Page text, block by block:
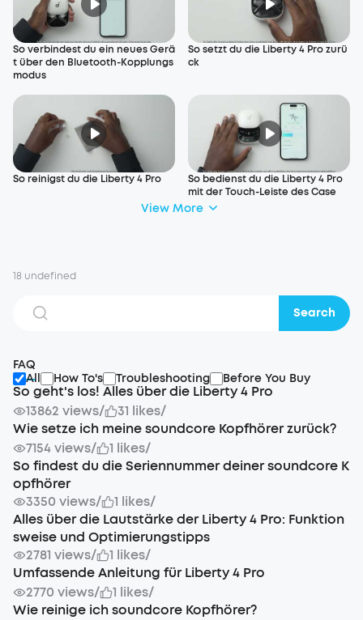
So verbindest du ein neues Gerä
t über den Bluetooth-Kopplungs
modus
So setzt du die Liberty 4 Pro zurü
ck
So reinigst du die Liberty 4 Pro
So bedienst du die Liberty 4 Pro
mit der Touch-Leiste des Case
View More
18 undefined
Search
FAQ
All
How To's Troubleshooting Before You Buy
So geht's los! Alles über die Liberty 4 Pro
13862 views/ 31 likes/
Wie setze ich meine soundcore Kopfhörer zurück?
7154 views/ 1 likes/
So findest du die Seriennummer deiner soundcore K
opfhörer
3350 views/ 1 likes/
Alles über die Lautstärke der Liberty 4 Pro: Funktion
sweise und Optimierungstipps
2781 views/ 1 likes/
Umfassende Anleitung für Liberty 4 Pro
2770 views/ 1 likes/
Wie reinige ich soundcore Kopfhörer?